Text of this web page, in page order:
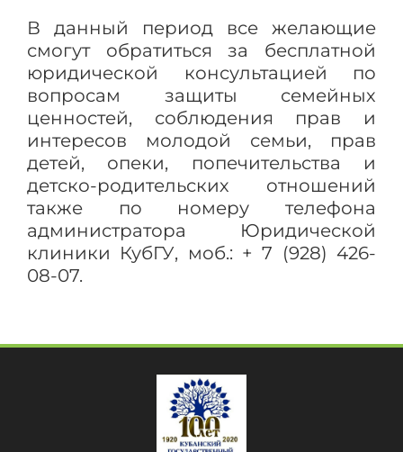
В данный период все желающие
смогут обратиться за бесплатной
юридической консультацией по
вопросам защиты семейных
ценностей, соблюдения прав и
интересов молодой семьи, прав
детей, опеки, попечительства и
детско-родительских отношений
также по номеру телефона
администратора Юридической
клиники КубГУ, моб.: + 7 (928) 426-
08-07.